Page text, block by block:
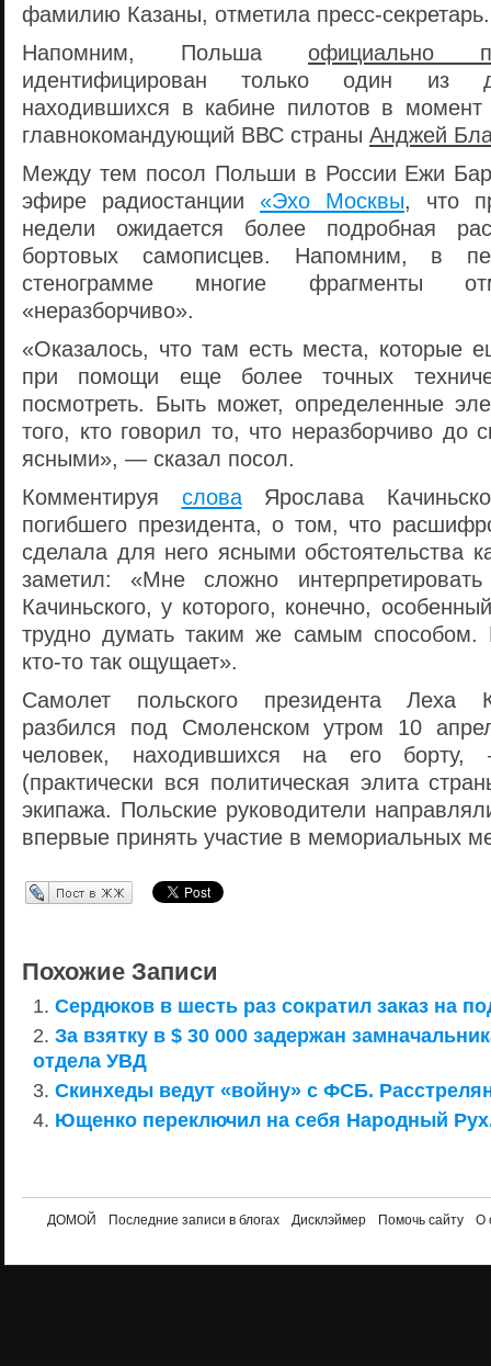
фамилию Казаны, отметила пресс-секретарь.
Напомним, Польша официально
идентифицирован только один из
находившихся в кабине пилотов в
главнокомандующий ВВС страны Анджей
Между тем посол Польши в России Ежи
эфире радиостанции «Эхо Москвы, что
недели ожидается более подробная
бортовых самописцев. Напомним, в
стенограмме многие фрагменты
«неразборчиво».
«Оказалось, что там есть места, которые
при помощи еще более точных
посмотреть. Быть может, определенные
того, кто говорил то, что неразборчиво до
ясными», — сказал посол.
Комментируя словаЯрослава
погибшего президента, о том, что
сделала для него ясными обстоятельства
заметил: «Мне сложно
Качиньского, у которого, конечно,
трудно думать таким же самым способом.
кто-то так ощущает».
Самолет польского президента Леха
разбился под Смоленском утром 10
человек, находившихся на его
(практически вся политическая элита
экипажа. Польские руководители
впервые принять участие в мемориальных
Перепост в ЖЖ
Похожие Записи
Сердюков в шесть раз сократил заказ на
За взятку в $ 30 000 задержан
отдела УВД
Скинхеды ведут «войну» с ФСБ.
Ющенко переключил на себя Народный
ДОМОЙ Последние записи в блогах Дисклэймер Помочь сайту О